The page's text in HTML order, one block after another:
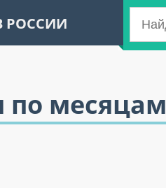
РОССИИ
по месяцам